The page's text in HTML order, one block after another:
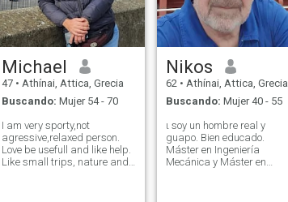
Michael
47 • Athínai, Attica, Grecia
Buscando: Mujer 54 - 70
I am very sporty,not
agressive,relaxed person.
Love be usefull and like help.
Like small trips, nature and
Nikos
62 • Athínai, Attica, Grecia
Buscando: Mujer 40 - 55
ι soy un hombre real y
guapo. Bien educado.
Máster en Ingeniería
Mecánica y Máster en